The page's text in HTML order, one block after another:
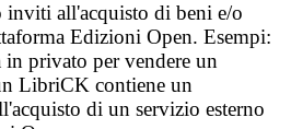
inviti all'acquisto di beni e/o
Edizioni Open. Esempi:
privato per vendere un
LibriCK contiene un
di un servizio esterno